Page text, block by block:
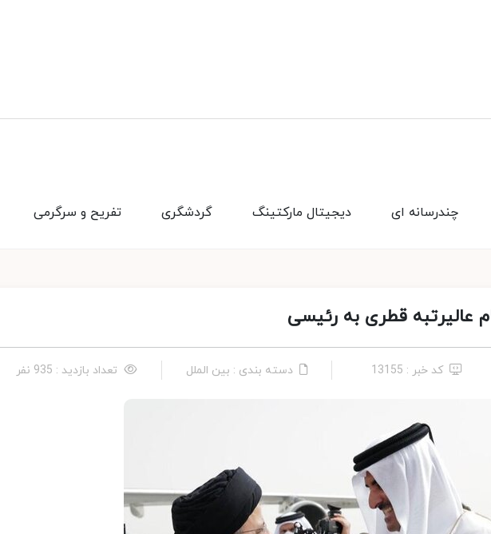
تفریح و سرگرمی گردشگری دیجیتال مارکتینگ چندرسانه ای
کد خبر : 13155 دسته بندی : بین الملل تعداد بازدید : 935 نفر